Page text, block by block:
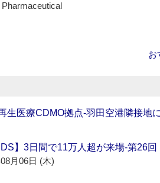
Pharmaceutical
お
生医療CDMO拠点‐羽田空港隣接地
】3日間で11万人超が来場‐第26
月06日 (木)